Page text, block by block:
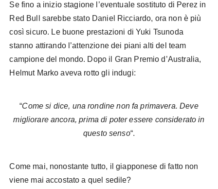
Se fino a inizio stagione l’eventuale sostituto di Perez in
Red Bull sarebbe stato Daniel Ricciardo, ora non è più
così sicuro. Le buone prestazioni di Yuki Tsunoda
stanno attirando l’attenzione dei piani alti del team
campione del mondo. Dopo il Gran Premio d’Australia,
Helmut Marko aveva rotto gli indugi:
“Come si dice, una rondine non fa primavera. Deve
migliorare ancora, prima di poter essere considerato in
questo senso“.
Come mai, nonostante tutto, il giapponese di fatto non
viene mai accostato a quel sedile?